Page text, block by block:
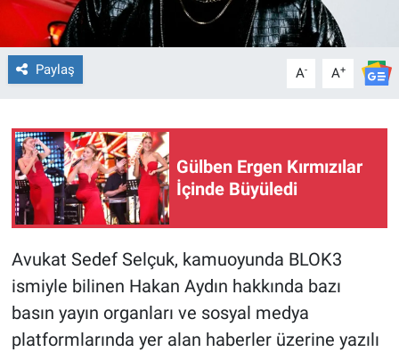
Paylaş A- A+
Gülben Ergen Kırmızılar
İçinde Büyüledi
Avukat Sedef Selçuk, kamuoyunda BLOK3
ismiyle bilinen Hakan Aydın hakkında bazı
basın yayın organları ve sosyal medya
platformlarında yer alan haberler üzerine yazılı
ÇEVRE
HABERDE İNSAN
EĞİTİM
BİLİM VE TEKNOLOJİ
Güvenlik
Bölge